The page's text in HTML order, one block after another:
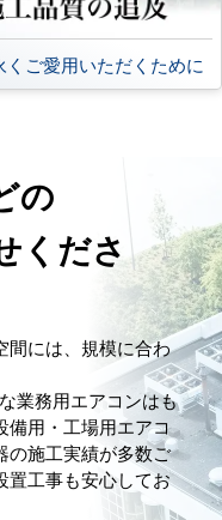
くご愛用いただくために
の
くださ
間には、規模に合わ
業務用エアコンはも
備用・工場用エアコ
の施工実績が多数ご
置工事も安心してお